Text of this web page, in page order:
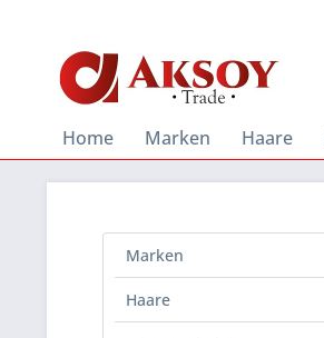
Home Marken Haare
Marken
Haare